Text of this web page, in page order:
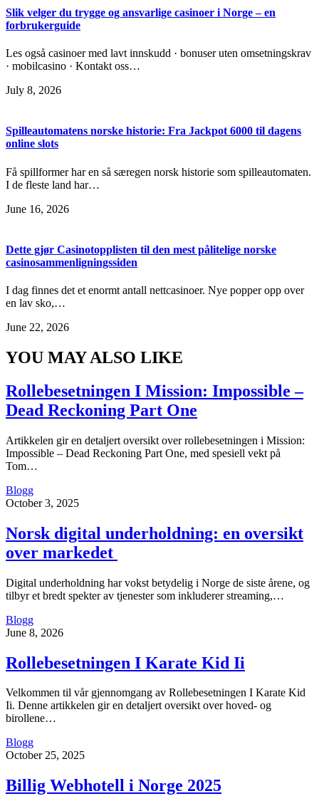
Slik velger du trygge og ansvarlige casinoer i Norge – en
forbrukerguide
Les også casinoer med lavt innskudd · bonuser uten omsetningskrav
· mobilcasino · Kontakt oss…
July 8, 2026
Spilleautomatens norske historie: Fra Jackpot 6000 til dagens
online slots
Få spillformer har en så særegen norsk historie som spilleautomaten.
I de fleste land har…
June 16, 2026
Dette gjør Casinotopplisten til den mest pålitelige norske
casinosammenligningssiden
I dag finnes det et enormt antall nettcasinoer. Nye popper opp over
en lav sko,…
June 22, 2026
YOU MAY ALSO LIKE
Rollebesetningen I Mission: Impossible –
Dead Reckoning Part One
Artikkelen gir en detaljert oversikt over rollebesetningen i Mission:
Impossible – Dead Reckoning Part One, med spesiell vekt på
Tom…
Blogg
October 3, 2025
Norsk digital underholdning: en oversikt
over markedet
Digital underholdning har vokst betydelig i Norge de siste årene, og
tilbyr et bredt spekter av tjenester som inkluderer streaming,…
Blogg
June 8, 2026
Rollebesetningen I Karate Kid Ii
Velkommen til vår gjennomgang av Rollebesetningen I Karate Kid
Ii. Denne artikkelen gir en detaljert oversikt over hoved- og
birollene…
Blogg
October 25, 2025
Billig Webhotell i Norge 2025